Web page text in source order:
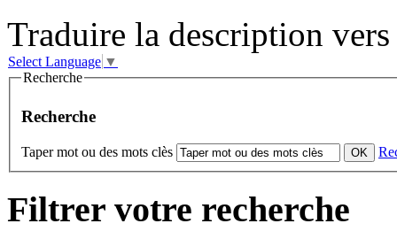
Traduire la description
Select Language ▼
Recherche
Recherche
Taper mot ou des mots clès
Filtrer votre recherche